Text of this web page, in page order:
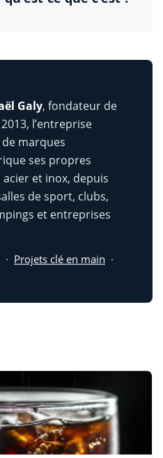
Galy, fondateur de
l’entreprise
marques
ses propres
et inox, depuis
de sport, clubs,
et entreprises
· Projets clé en main ·